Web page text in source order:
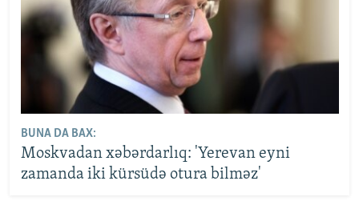
BUNA DA BAX:
Moskvadan xəbərdarlıq: 'Yerevan eyni
zamanda iki kürsüdə otura bilməz'